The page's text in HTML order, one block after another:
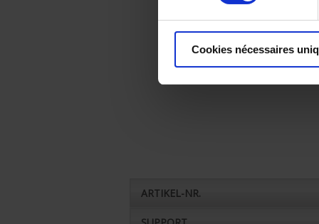
Cookies nécessaires
ARTIKEL-NR.